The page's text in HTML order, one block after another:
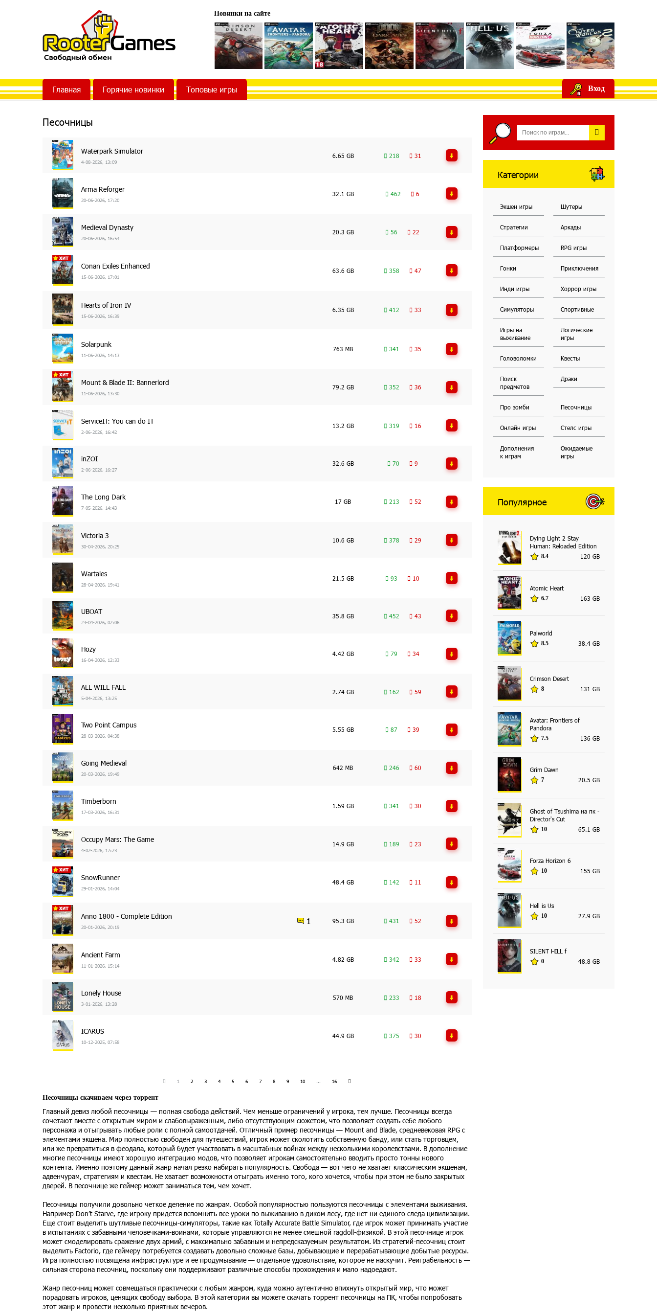
Новинки на сайте
Главная Горячие новинки Топовые игры Вход
Песочницы
Waterpark Simulator
4-08-2026, 13:09
6.65 GB 218 31
Arma Reforger
20-06-2026, 17:20
32.1 GB 462 6
Medieval Dynasty
20-06-2026, 16:54
20.3 GB 56 22
Conan Exiles Enhanced
15-06-2026, 17:01
63.6 GB 358 47
Hearts of Iron IV
15-06-2026, 16:39
6.35 GB 412 33
Solarpunk
11-06-2026, 14:13
763 MB 341 35
Mount & Blade II: Bannerlord
11-06-2026, 13:30
79.2 GB 352 36
ServiceIT: You can do IT
2-06-2026, 16:42
13.2 GB 319 16
inZOI
2-06-2026, 16:27
32.6 GB 70 9
The Long Dark
7-05-2026, 14:43
17 GB 213 52
Victoria 3
30-04-2026, 20:25
10.6 GB 378 29
Wartales
28-04-2026, 19:41
21.5 GB 93 10
UBOAT
23-04-2026, 02:06
35.8 GB 452 43
Hozy
16-04-2026, 12:33
4.42 GB 79 34
ALL WILL FALL
5-04-2026, 13:25
2.74 GB 162 59
Two Point Campus
28-03-2026, 04:38
5.55 GB 87 39
Going Medieval
20-03-2026, 19:49
642 MB 246 60
Timberborn
17-03-2026, 16:31
1.59 GB 341 30
Occupy Mars: The Game
4-02-2026, 17:23
14.9 GB 189 23
SnowRunner
29-01-2026, 14:04
48.4 GB 142 11
Anno 1800 - Complete Edition
20-01-2026, 20:19
1 95.3 GB 431 52
Ancient Farm
11-01-2026, 15:14
4.82 GB 342 33
Lonely House
3-01-2026, 13:28
570 MB 233 18
ICARUS
10-12-2025, 07:58
44.9 GB 375 30
1 2 3 4 5 6 7 8 9 10 ... 16
Песочницы скачиваем через торрент
Главный девиз любой песочницы — полная свобода действий. Чем меньше ограничений у игрока, тем лучше. Песочницы всегда
сочетают вместе с открытым миром и слабовыраженным, либо отсутствующим сюжетом, что позволяет создать себе любого
персонажа и отыгрывать любые роли с полной самоотдачей. Отличный пример песочницы — Mount and Blade, средневековая RPG с
элементами экшена. Мир полностью свободен для путешествий, игрок может сколотить собственную банду, или стать торговцем,
или же превратиться в феодала, который будет участвовать в масштабных войнах между несколькими королевствами. В дополнение
многие песочницы имеют хорошую интеграцию модов, что позволяет игрокам самостоятельно вводить просто тонны нового
контента. Именно поэтому данный жанр начал резко набирать популярность. Свобода — вот чего не хватает классическим экшенам,
адвенчурам, стратегиям и квестам. Не хватает возможности отыграть именно того, кого хочется, чтобы при этом не было закрытых
дверей. В песочнице же геймер может заниматься тем, чем хочет.
Песочницы получили довольно четкое деление по жанрам. Особой популярностью пользуются песочницы с элементами выживания.
Например Don’t Starve, где игроку придется вспомнить все уроки по выживанию в диком лесу, где нет ни единого следа цивилизации.
Еще стоит выделить шутливые песочницы-симуляторы, такие как Totally Accurate Battle Simulator, где игрок может принимать участие
в испытаниях с забавными человечками-воинами, которые управляются не менее смешной ragdoll-физикой. В этой песочнице игрок
может смоделировать сражение двух армий, с максимально забавным и непредсказуемым результатом. Из стратегий-песочниц стоит
выделить Factorio, где геймеру потребуется создавать довольно сложные базы, добывающие и перерабатывающие добытые ресурсы.
Игра полностью посвящена инфраструктуре и ее продумывание — отдельное удовольствие, которое не наскучит. Реиграбельность —
сильная сторона песочниц, поскольку они поддерживают различные способы прохождения и мало надоедают.
Жанр песочниц может совмещаться практически с любым жанром, куда можно аутентично впихнуть открытый мир, что может
порадовать игроков, ценящих свободу выбора. В этой категории вы можете скачать торрент песочницы на ПК, чтобы попробовать
этот жанр и провести несколько приятных вечеров.
Категории
Экшен игры Шутеры
Стратегии Аркады
Платформеры RPG игры
Гонки Приключения
Инди игры Хоррор игры
Симуляторы Спортивные
Игры на
выживание
Логические
игры
Головоломки Квесты
Поиск
предметов
Драки
Про зомби Песочницы
Онлайн игры Стелс игры
Дополнения
к играм
Ожидаемые
игры
Популярное
Dying Light 2 Stay
Human: Reloaded Edition
8.4 120 GB
Atomic Heart
6.7 163 GB
Palworld
8.5 38.4 GB
Crimson Desert
8 131 GB
Avatar: Frontiers of
Pandora
7.5 136 GB
Grim Dawn
7 20.5 GB
Ghost of Tsushima на пк -
Director's Cut
10 65.1 GB
Forza Horizon 6
10 155 GB
Hell is Us
10 27.9 GB
SILENT HILL f
0 48.8 GB